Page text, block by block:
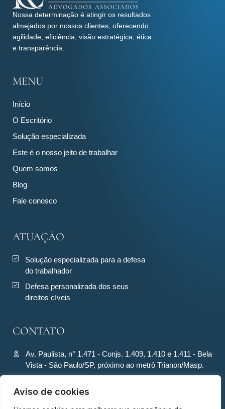
Aviso de cookies
Nossa determinação é atingir os resultados
almejados por nossos clientes, oferecendo
agilidade, eficiência, visão estratégica, ética
e transparência.
MENU
Início
O Escritório
Solução especializada
Este é o nosso jeito de trabalhar
Quem somos
Blog
Fale conosco
ATUAÇÃO
Solução especializada para a defesa
do trabalhador
Defesa personalizada dos seus
direitos cíveis
CONTATO
Av. Paulista, n° 1.471 - Conjs. 1.409, 1.410 e 1.411 - Bela
Vista - São Paulo/SP, próximo ao metrô Trianon/Masp.